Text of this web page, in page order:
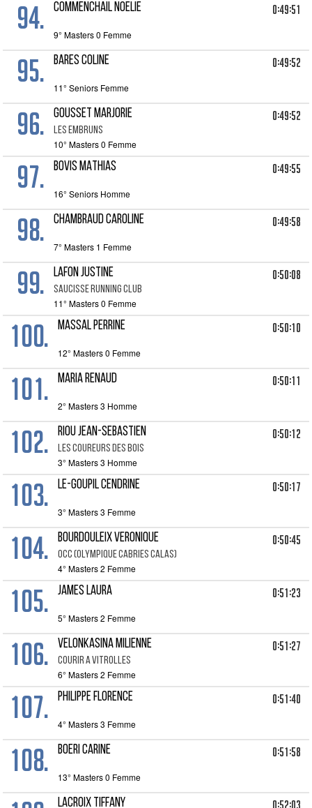
94. COMMENCHAIL NOELIE 0:49:51
9° Masters 0 Femme
95. BARES COLINE 0:49:52
11° Seniors Femme
96. GOUSSET MARJORIE
LES EMBRUNS
0:49:52
10° Masters 0 Femme
97. BOVIS MATHIAS 0:49:55
16° Seniors Homme
98. CHAMBRAUD CAROLINE 0:49:58
7° Masters 1 Femme
99. LAFON JUSTINE
SAUCISSE RUNNING CLUB
0:50:08
11° Masters 0 Femme
100. MASSAL PERRINE 0:50:10
12° Masters 0 Femme
101. MARIA RENAUD 0:50:11
2° Masters 3 Homme
102. RIOU JEAN-SEBASTIEN
LES COUREURS DES BOIS
0:50:12
3° Masters 3 Homme
103. LE-GOUPIL CENDRINE 0:50:17
3° Masters 3 Femme
104. BOURDOULEIX VERONIQUE
OCC (OLYMPIQUE CABRIES CALAS)
0:50:45
4° Masters 2 Femme
105. JAMES LAURA 0:51:23
5° Masters 2 Femme
106. VELONKASINA MILIENNE
COURIR A VITROLLES
0:51:27
6° Masters 2 Femme
107. PHILIPPE FLORENCE 0:51:40
4° Masters 3 Femme
108. BOERI CARINE 0:51:58
13° Masters 0 Femme
LACROIX TIFFANY 0:52:03